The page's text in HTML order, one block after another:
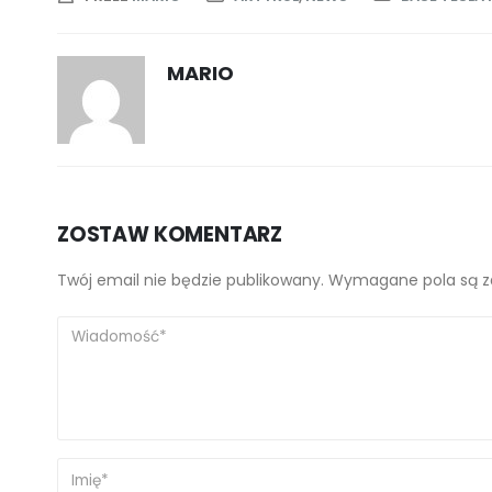
MARIO
ZOSTAW KOMENTARZ
Twój email nie będzie publikowany. Wymagane pola są